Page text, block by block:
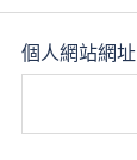
個人網站網址